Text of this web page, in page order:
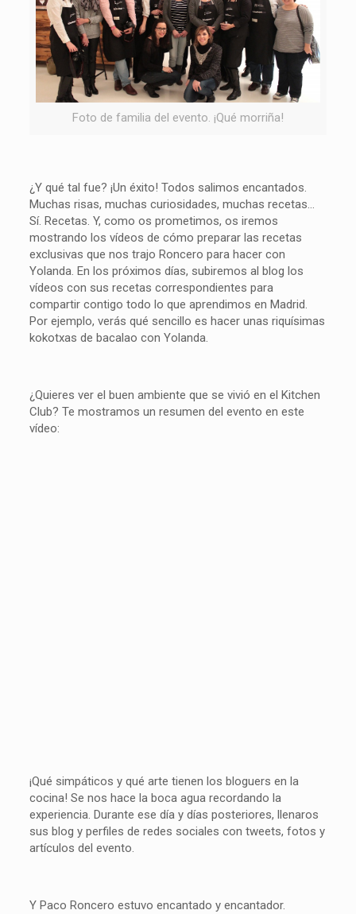
Foto de familia del evento. ¡Qué morriña!
¿Y qué tal fue? ¡Un éxito! Todos salimos encantados.
Muchas risas, muchas curiosidades, muchas recetas…
Sí. Recetas. Y, como os prometimos, os iremos
mostrando los vídeos de cómo preparar las recetas
exclusivas que nos trajo Roncero para hacer con
Yolanda. En los próximos días, subiremos al blog los
vídeos con sus recetas correspondientes para
compartir contigo todo lo que aprendimos en Madrid.
Por ejemplo, verás qué sencillo es hacer unas riquísimas
kokotxas de bacalao con Yolanda.
¿Quieres ver el buen ambiente que se vivió en el Kitchen
Club? Te mostramos un resumen del evento en este
vídeo:
¡Qué simpáticos y qué arte tienen los bloguers en la
cocina! Se nos hace la boca agua recordando la
experiencia. Durante ese día y días posteriores, llenaros
sus blog y perfiles de redes sociales con tweets, fotos y
artículos del evento.
Y Paco Roncero estuvo encantado y encantador.